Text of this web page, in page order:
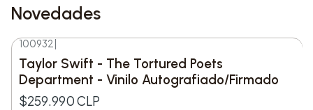
Botanical, que celebra la belleza de las plantas a
través de construcciones detalladas y sin
mantenimiento. Perfecto como regalo para
amantes de las flores o como adición sofisticada
a la decoración interior.
Novedades
Nuevo
100932
Taylor Swift - The Tortured Poets
Department - Vinilo Autografiado/Firmado
$259.990 CLP